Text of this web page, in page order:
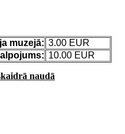
muzejā: 3.00 EUR
10.00 EUR
naudā